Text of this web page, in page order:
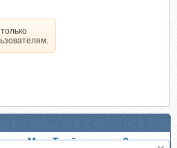
Max. Твой канал за 3 дня.